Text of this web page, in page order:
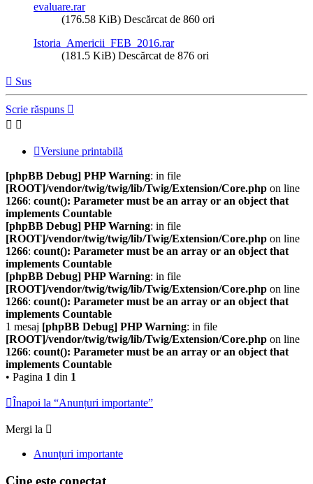
evaluare.rar
(176.58 KiB) Descărcat de 860 ori
Istoria_Americii_FEB_2016.rar
(181.5 KiB) Descărcat de 876 ori
Sus
Scrie răspuns
Versiune printabilă
[phpBB Debug] PHP Warning: in file
[ROOT]/vendor/twig/twig/lib/Twig/Extension/Core.php on line
1266: count(): Parameter must be an array or an object that
implements Countable
[phpBB Debug] PHP Warning: in file
[ROOT]/vendor/twig/twig/lib/Twig/Extension/Core.php on line
1266: count(): Parameter must be an array or an object that
implements Countable
[phpBB Debug] PHP Warning: in file
[ROOT]/vendor/twig/twig/lib/Twig/Extension/Core.php on line
1266: count(): Parameter must be an array or an object that
implements Countable
1 mesaj [phpBB Debug] PHP Warning: in file
[ROOT]/vendor/twig/twig/lib/Twig/Extension/Core.php on line
1266: count(): Parameter must be an array or an object that
implements Countable
• Pagina 1 din 1
Înapoi la “Anunțuri importante”
Mergi la
Anunțuri importante
Cine este conectat